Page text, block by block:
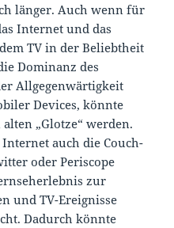
länger. Auch wenn für
Internet und das
TV in der Beliebtheit
Dominanz des
Allgegenwärtigkeit
Devices, könnte
„Glotze“ werden.
Internet auch die Couch-
oder Periscope
zur
und TV-Ereignisse
Dadurch könnte